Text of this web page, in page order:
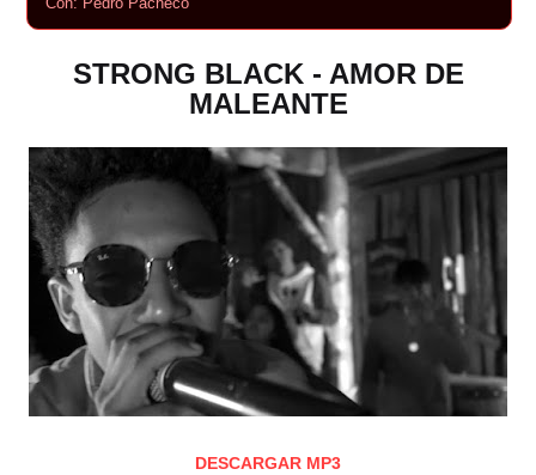
STRONG BLACK - AMOR DE
MALEANTE
DESCARGAR MP3